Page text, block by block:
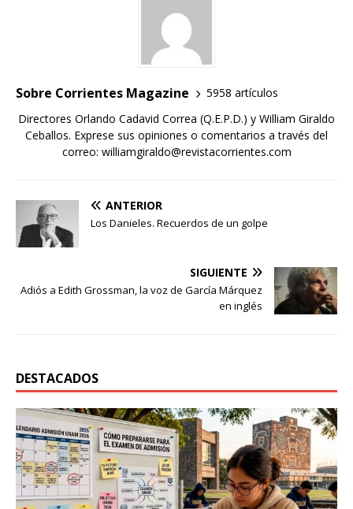
Sobre Corrientes Magazine
5958 artículos
Directores Orlando Cadavid Correa (Q.E.P.D.) y William Giraldo
Ceballos. Exprese sus opiniones o comentarios a través del
correo: williamgiraldo@revistacorrientes.com
ANTERIOR
Los Danieles. Recuerdos de un golpe
SIGUIENTE
Adiós a Edith Grossman, la voz de García Márquez
en inglés
DESTACADOS